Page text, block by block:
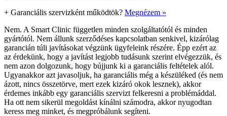
+ Garanciális szervizként működtök? Megnézem »
Nem. A Smart Clinic független minden szolgáltatótól és minden
gyártótól. Nem állunk szerződéses kapcsolatban senkivel, kizárólag
garancián túli javításokat végzünk ügyfeleink részére. Épp ezért az
az érdekünk, hogy a javítást legjobb tudásunk szerint elvégezzük, és
nem azon dolgozunk, hogy bújjunk ki a garanciális feltételek alól.
Ugyanakkor azt javasoljuk, ha garanciális még a készüléked (és nem
ázott, nincs összetörve, mert ezek kizáró okok lesznek), akkor
érdemes inkább egy garanciális szervizt felkeresni a problémáddal.
Ha ott nem sikerül megoldást kínálni számodra, akkor nyugodtan
keress meg minket, és megpróbálunk segíteni.